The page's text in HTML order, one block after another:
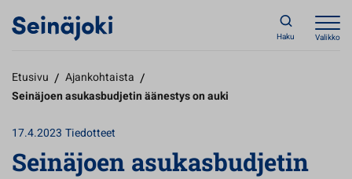
Haku Valikko
Etusivu / Ajankohtaista /
Seinäjoen asukasbudjetin äänestys on auki
17.4.2023 Tiedotteet
Seinäjoen asukasbudjetin